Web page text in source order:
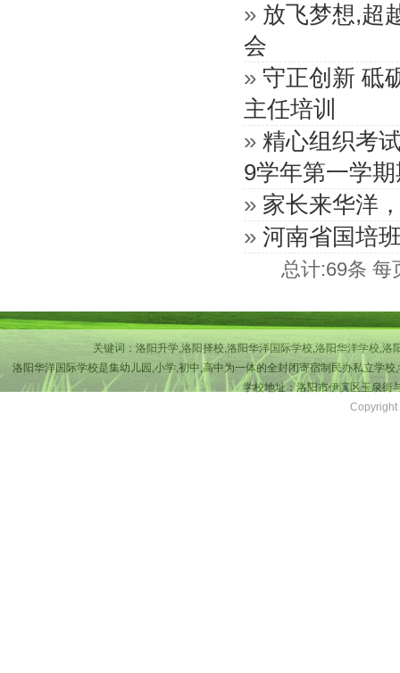
» 放飞梦想,超
会
» 守正创新 砥
主任培训
» 精心组织考
9学年第一学
» 家长来华洋
» 河南省国培
总计:69条 每
关键词：洛阳升学,洛阳择校,洛阳华洋国际学校,洛阳华洋学校,
洛阳华洋国际学校是集幼儿园,小学,初中,高中为一体的全封闭寄宿制民办私立学
学校地址：洛阳市伊滨区玉泉街
Copyright